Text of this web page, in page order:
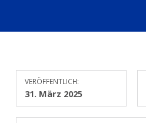
VERÖFFENTLICH:
31. März 2025